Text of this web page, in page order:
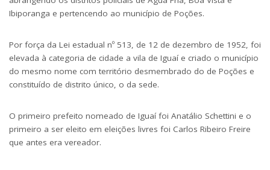
Ibiporanga e pertencendo ao município de Poções.
Por força da Lei estadual nº 513, de 12 de dezembro de 1952, foi
elevada à categoria de cidade a vila de Iguaí e criado o município
do mesmo nome com território desmembrado do de Poções e
constituído de distrito único, o da sede.
O primeiro prefeito nomeado de Iguaí foi Anatálio Schettini e o
primeiro a ser eleito em eleições livres foi Carlos Ribeiro Freire
que antes era vereador.